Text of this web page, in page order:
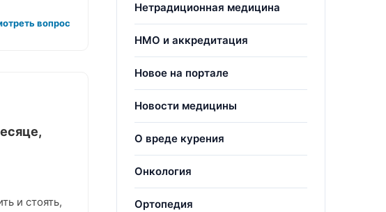
вопрос
и стоять,
Нетрадиционная медицина
НМО и аккредитация
Новое на портале
Новости медицины
О вреде курения
Онкология
Ортопедия